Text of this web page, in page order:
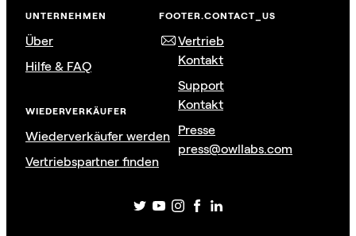
UNTERNEHMEN
Über
Hilfe & FAQ
WIEDERVERKÄUFER
Wiederverkäufer werden
Vertriebspartner finden
FOOTER.CONTACT_US
Vertrieb
Kontakt
Support
Kontakt
Presse
press@owllabs.com